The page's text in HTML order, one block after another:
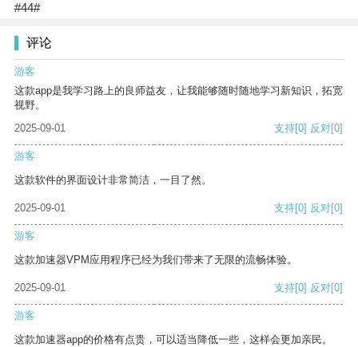
#44#
评论
游客
这款app是我学习路上的良师益友，让我能够随时随地学习新知识，拓宽
视野。
2025-09-01
支持[0] 反对[0]
游客
这款软件的界面设计非常简洁，一目了然。
2025-09-01 支持[0] 反对[0]
游客
这款加速器VPM应用程序已经为我们带来了无限的流畅体验。
2025-09-01 支持[0] 反对[0]
游客
这款加速器app的价格有点贵，可以适当降低一些，这样会更加亲民。